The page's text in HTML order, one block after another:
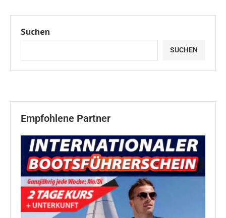
Suchen
SUCHEN
Empfohlene Partner